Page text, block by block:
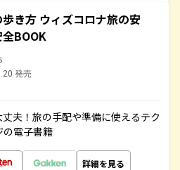
き方 ウィズコロナ旅の安
BOOK
発売
夫！旅の手配や準備に使えるテク
の電子書籍
詳細を見る